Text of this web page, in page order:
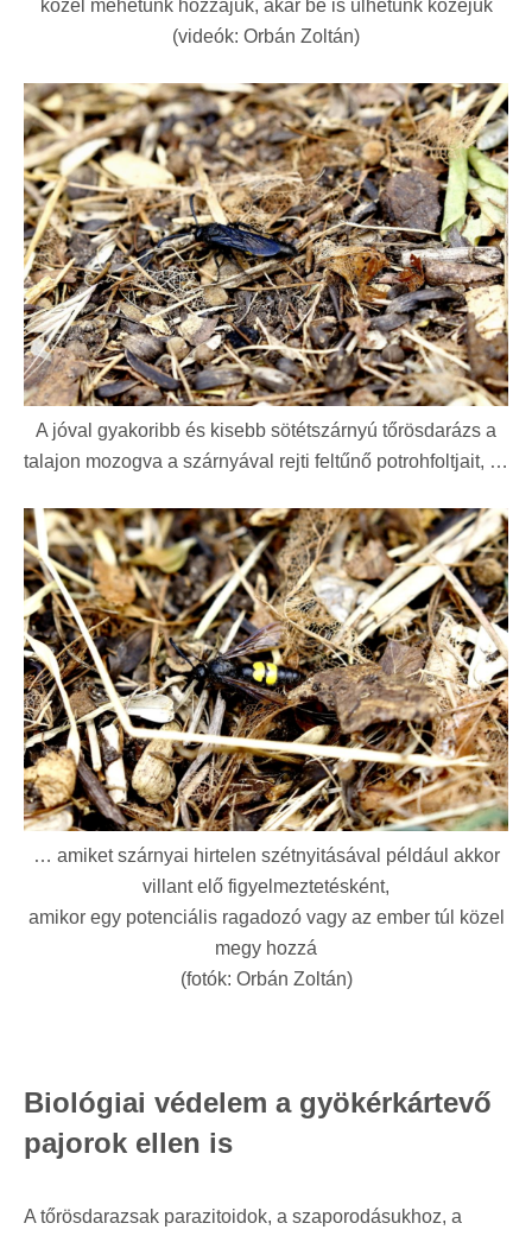
közel mehetünk hozzájuk, akár be is ülhetünk közéjük
(videók: Orbán Zoltán)
A jóval gyakoribb és kisebb sötétszárnyú tőrösdarázs a
talajon mozogva a szárnyával rejti feltűnő potrohfoltjait, …
… amiket szárnyai hirtelen szétnyitásával például akkor
villant elő figyelmeztetésként,
amikor egy potenciális ragadozó vagy az ember túl közel
megy hozzá
(fotók: Orbán Zoltán)
Biológiai védelem a gyökérkártevő
pajorok ellen is
A tőrösdarazsak parazitoidok, a szaporodásukhoz, a